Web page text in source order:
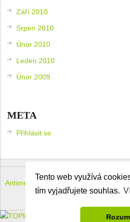
Tento web využívá
tím vyjadřujete souhlas.
Září 2010
Srpen 2010
Únor 2010
Leden 2010
Únor 2009
META
Přihlásit se
Antimeloun – komouši dneška
Theme by